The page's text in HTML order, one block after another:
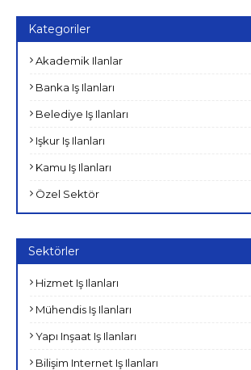
Kategoriler
Akademik Ilanlar
Banka Iş Ilanları
Belediye Iş Ilanları
Işkur Iş Ilanları
Kamu Iş Ilanları
Özel Sektör
Sektörler
Hizmet Iş Ilanları
Mühendis Iş Ilanları
Yapı Inşaat Iş Ilanları
Bilişim Internet Iş Ilanları